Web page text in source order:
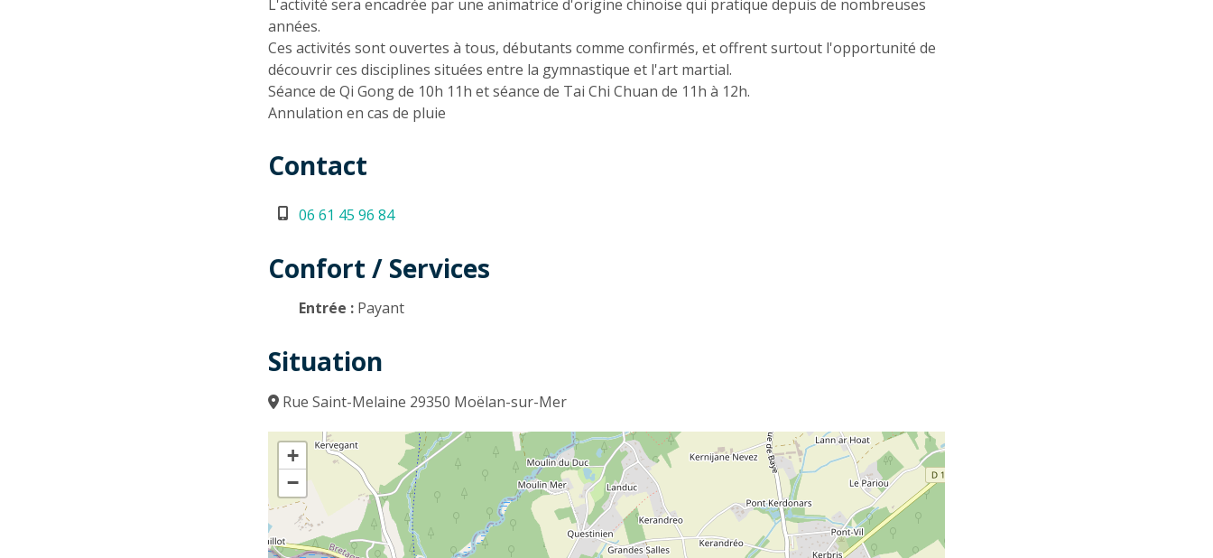
L'activité sera encadrée par une animatrice d'origine chinoise qui pratique depuis de nombreuses
années.
Ces activités sont ouvertes à tous, débutants comme confirmés, et offrent surtout l'opportunité de
découvrir ces disciplines situées entre la gymnastique et l'art martial.
Séance de Qi Gong de 10h 11h et séance de Tai Chi Chuan de 11h à 12h.
Annulation en cas de pluie
Contact
06 61 45 96 84
Confort / Services
Entrée : Payant
Situation
Rue Saint-Melaine 29350 Moëlan-sur-Mer
+
−